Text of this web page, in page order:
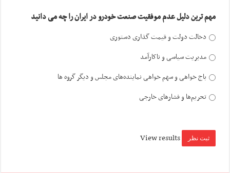
مهم ترین دلیل عدم موفقیت صنعت خودرو در ایران را چه می دانید
دخالت دولت و قیمت گذاری دستوری
مدیریت سیاسی و ناکارآمد
باج خواهی و سهم خواهی نماینده‌های مجلس و دیگر گروه ها
تحریم‌ها و فشارهای خارجی
View results